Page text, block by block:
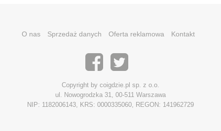
O nas Sprzedaż danych Oferta reklamowa Kontakt
Copyright by coigdzie.pl sp. z o.o.
ul. Nowogrodzka 31, 00-511 Warszawa
NIP: 1182006143, KRS: 0000335060, REGON: 141962729